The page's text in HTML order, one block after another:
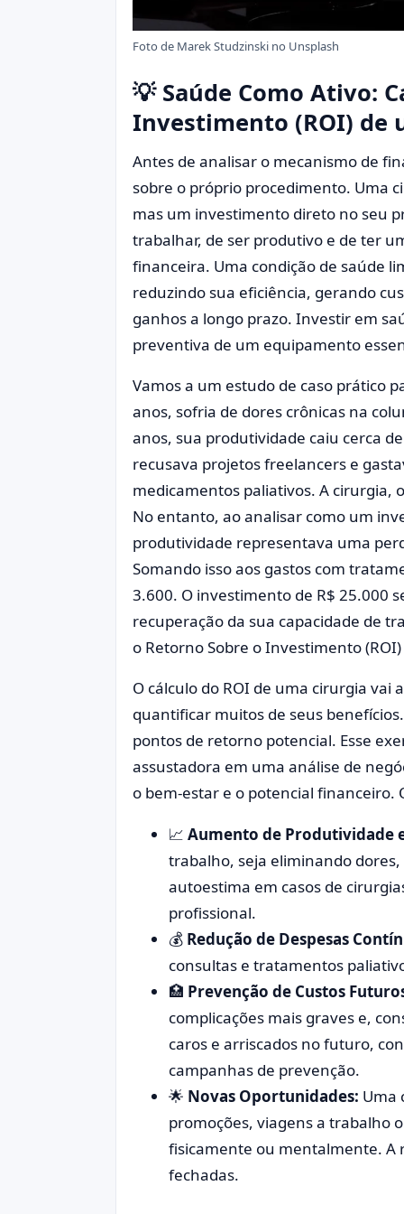
Foto de Marek Studzinski no Unsplash
💡 Saúde Como Ativo:
Investimento (ROI) de
Antes de analisar o mecanismo de
sobre o próprio procedimento. Uma
mas um investimento direto no seu
trabalhar, de ser produtivo e de ter
financeira. Uma condição de saúde
reduzindo sua eficiência, gerando
ganhos a longo prazo. Investir em
preventiva de um equipamento
Vamos a um estudo de caso prático
anos, sofria de dores crônicas na
anos, sua produtividade caiu cerca
recusava projetos freelancers e
medicamentos paliativos. A cirurgia,
No entanto, ao analisar como um
produtividade representava uma
Somando isso aos gastos com
3.600. O investimento de R$ 25.000
recuperação da sua capacidade de
o Retorno Sobre o Investimento
O cálculo do ROI de uma cirurgia
quantificar muitos de seus
pontos de retorno potencial. Esse
assustadora em uma análise de
o bem-estar e o potencial financeiro.
📈 Aumento de Produtividade
trabalho, seja eliminando
autoestima em casos de
profissional.
💰 Redução de Despesas
consultas e tratamentos
🏥 Prevenção de Custos
complicações mais graves e,
caros e arriscados no futuro,
campanhas de prevenção.
🌟 Novas Oportunidades: Uma
promoções, viagens a trabalho
fisicamente ou mentalmente. A
fechadas.